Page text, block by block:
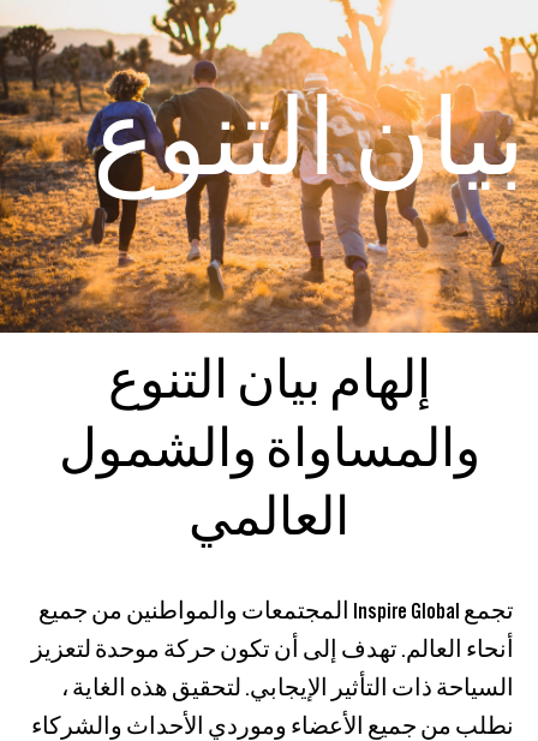
بيان التنوع
إلهام بيان التنوع
والمساواة والشمول
العالمي
تجمع Inspire Global المجتمعات والمواطنين من جميع
أنحاء العالم. تهدف إلى أن تكون حركة موحدة لتعزيز
السياحة ذات التأثير الإيجابي. لتحقيق هذه الغاية ،
نطلب من جميع الأعضاء وموردي الأحداث والشركاء